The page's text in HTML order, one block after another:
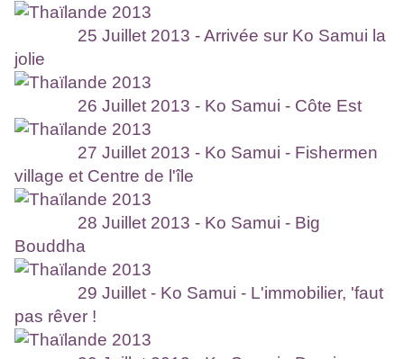
25 Juillet 2013 - Arrivée sur Ko Samui la
jolie
26 Juillet 2013 - Ko Samui - Côte Est
27 Juillet 2013 - Ko Samui - Fishermen
village et Centre de l'île
28 Juillet 2013 - Ko Samui - Big
Bouddha
29 Juillet - Ko Samui - L'immobilier, 'faut
pas rêver !